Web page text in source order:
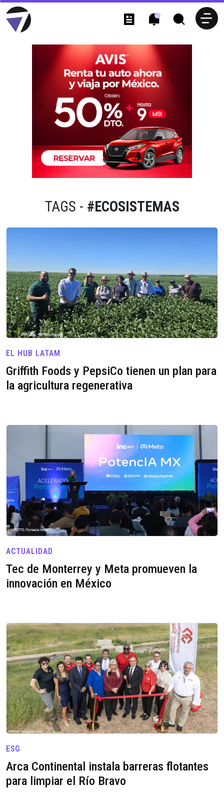
TAGS - #ECOSISTEMAS
EL HUB LATAM
Griffith Foods y PepsiCo tienen un plan para
la agricultura regenerativa
ACTUALIDAD
Tec de Monterrey y Meta promueven la
innovación en México
ESG
Arca Continental instala barreras flotantes
para limpiar el Río Bravo